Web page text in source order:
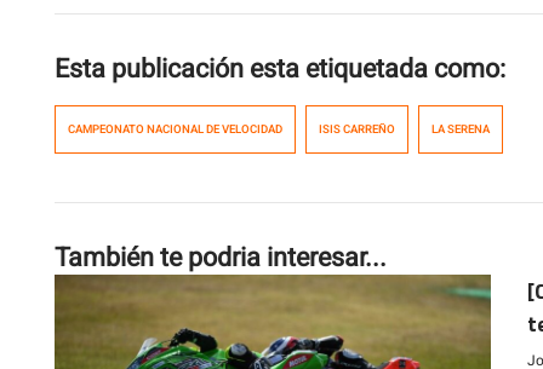
Esta publicación esta etiquetada como:
CAMPEONATO NACIONAL DE VELOCIDAD ISIS CARREÑO LA SERENA
También te podria interesar...